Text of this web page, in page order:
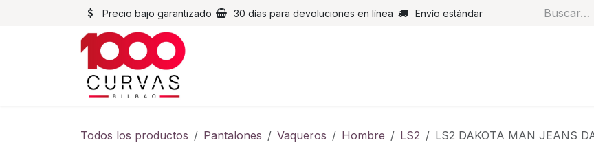
Precio bajo garantizado 30 días para devoluciones en línea Envío estándar
Todos los productos Pantalones Vaqueros Hombre LS2 LS2 DAKOTA MAN JEANS